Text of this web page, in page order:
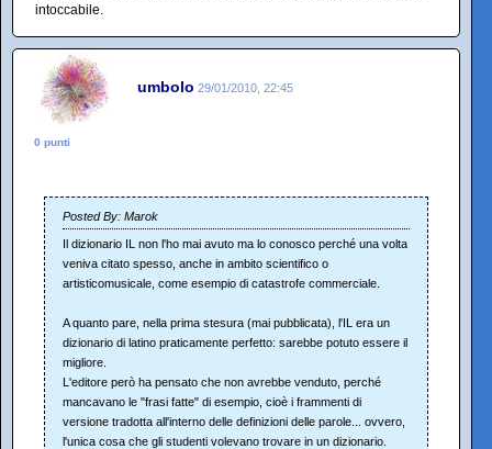
intoccabile.
umbolo 29/01/2010, 22:45
0 punti
Posted By: Marok
Il dizionario IL non l'ho mai avuto ma lo conosco perché una volta
veniva citato spesso, anche in ambito scientifico o
artisticomusicale, come esempio di catastrofe commerciale.
A quanto pare, nella prima stesura (mai pubblicata), l'IL era un
dizionario di latino praticamente perfetto: sarebbe potuto essere il
migliore.
L'editore però ha pensato che non avrebbe venduto, perché
mancavano le "frasi fatte" di esempio, cioè i frammenti di
versione tradotta all'interno delle definizioni delle parole... ovvero,
l'unica cosa che gli studenti volevano trovare in un dizionario.